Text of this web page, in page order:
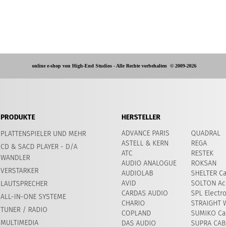
online e-shop von High-End Studios - Alle Rechte vorbehalten © 2009-2026
PRODUKTE
PLATTENSPIELER UND MEHR
CD & SACD PLAYER - D/A
WANDLER
VERSTARKER
LAUTSPRECHER
ALL-IN-ONE SYSTEME
TUNER / RADIO
MULTIMEDIA
HERSTELLER
ADVANCE PARIS
ASTELL & KERN
ATC
AUDIO ANALOGUE
AUDIOLAB
AVID
CARDAS AUDIO
CHARIO
COPLAND
DAS AUDIO
QUADRAL
REGA
RESTEK
ROKSAN
SHELTER
SOLTON
SPL
STRAIGHT
SUMIKO
SUPRA